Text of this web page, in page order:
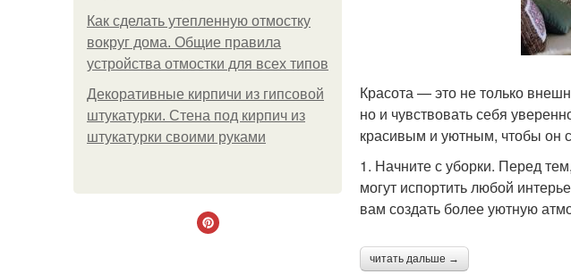
Как сделать утепленную отмостку
вокруг дома. Общие правила
устройства отмостки для всех типов
Декоративные кирпичи из гипсовой
штукатурки. Стена под кирпич из
штукатурки своими руками
Красота — это не только
но и чувствовать себя
красивым и уютным, чтобы он
1. Начните с уборки. Перед
могут испортить любой
вам создать более уютную
читать дальше →